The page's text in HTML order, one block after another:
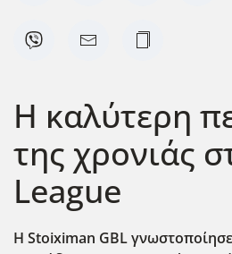
Η καλύτερη
της χρονιάς
League
Η Stoiximan GBL